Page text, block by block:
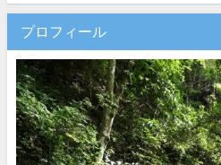
プロフィール